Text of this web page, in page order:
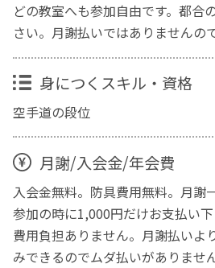
どの教室へも参加自由です。都合
さい。月謝払いではありませんの
身につくスキル・資格
空手道の段位
月謝/入会金/年会費
入会金無料。防具費用無料。月謝
参加の時に1,000円だけお支払い
費用負担ありません。月謝払いよ
みできるのでムダ払いがありません